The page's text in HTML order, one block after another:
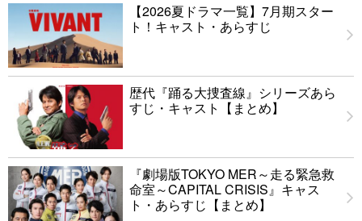
【2026夏ドラマ一覧】7月期スター
ト！キャスト・あらすじ
歴代『踊る大捜査線』シリーズあら
すじ・キャスト【まとめ】
『劇場版TOKYO MER～走る緊急救
命室～CAPITAL CRISIS』キャス
ト・あらすじ【まとめ】